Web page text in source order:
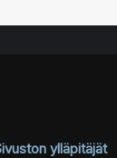
ylläpitäjät